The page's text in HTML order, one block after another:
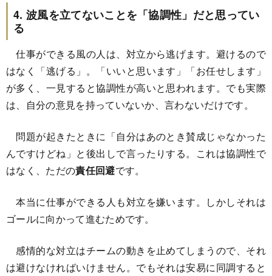
4. 波風を立てないことを「協調性」だと思ってい
る
仕事ができる風の人は、対立から逃げます。避けるので
はなく「逃げる」。「いいと思います」「お任せします」
が多く、一見すると協調性が高いと思われます。でも実際
は、自分の意見を持っていないか、言わないだけです。
問題が起きたときに「自分はあのとき賛成じゃなかった
んですけどね」と後出しで言ったりする。これは協調性で
はなく、ただの責任回避です。
本当に仕事ができる人も対立を嫌います。しかしそれは
ゴールに向かって進むためです。
感情的な対立はチームの動きを止めてしまうので、それ
は避けなければいけません。でもそれは安易に同調すると